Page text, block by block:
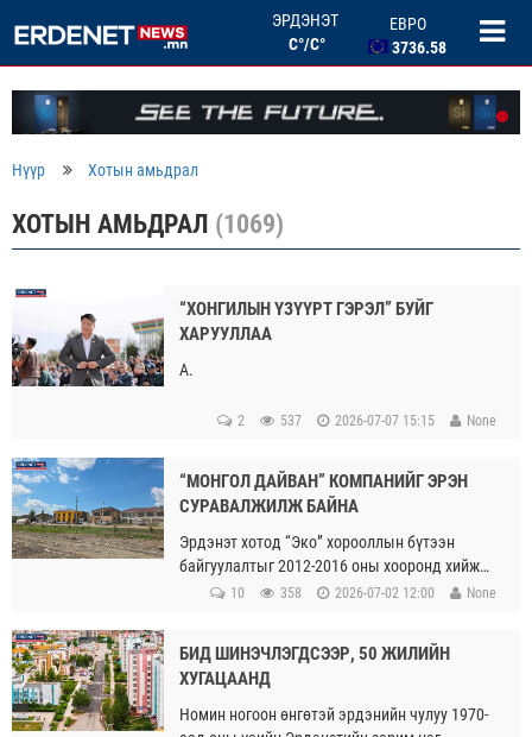
ЭРДЭНЭТ
C°/C°
ЕВРО
3736.58
БНХАУ ЮАНЬ
506.33
ОХУ РУБЛЬ
46.46
Нүүр Хотын амьдрал
ХОТЫН АМЬДРАЛ (1069)
“ХОНГИЛЫН ҮЗҮҮРТ ГЭРЭЛ” БУЙГ
ХАРУУЛЛАА
А.
2 537 2026-07-07 15:15 None
“МОНГОЛ ДАЙВАН” КОМПАНИЙГ ЭРЭН
СУРАВАЛЖИЛЖ БАЙНА
Эрдэнэт хотод “Эко” хорооллын бүтээн
байгуулалтыг 2012-2016 оны хооронд хийж
хэрэгжүүлсэн “Монгол Дайван” ХХК-ийг
хийлээ.
10 358 2026-07-02 12:00 None
БИД ШИНЭЧЛЭГДСЭЭР, 50 ЖИЛИЙН
ХУГАЦААНД
Номин ногоон өнгөтэй эрдэнийн чулуу 1970-